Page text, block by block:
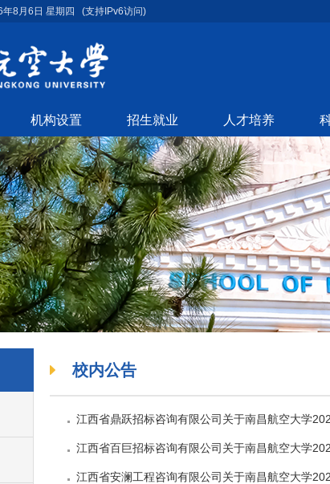
年8月6日 星期四 (支持IPv6访问)
机构设置 招生就业 人才培养
校内公告
江西省鼎跃招标咨询有限公司关于南昌航空大学
江西省百巨招标咨询有限公司关于南昌航空大学
江西省安澜工程咨询有限公司关于南昌航空大学